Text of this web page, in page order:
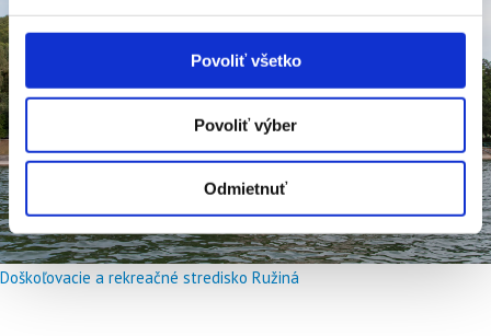
Povoliť všetko
Povoliť výber
Odmietnuť
Doškoľovacie a rekreačné stredisko Ružiná